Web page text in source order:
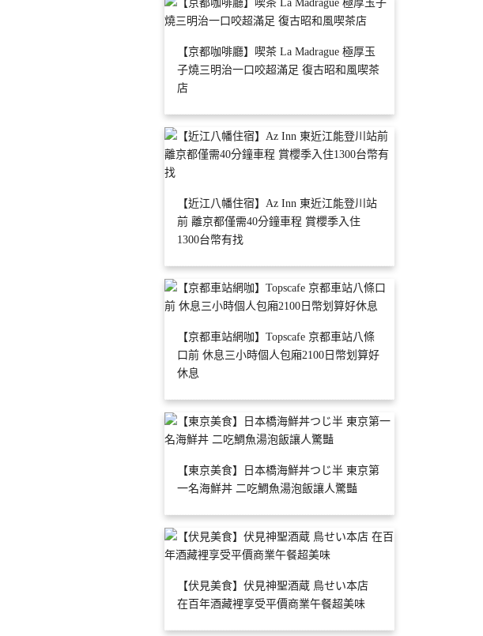
【京都咖啡廳】喫茶 La Madrague 極厚玉
子燒三明治一口咬超滿足 復古昭和風喫茶
店
【近江八幡住宿】Az Inn 東近江能登川站
前 離京都僅需40分鐘車程 賞櫻季入住
1300台幣有找
【京都車站網咖】Topscafe 京都車站八條
口前 休息三小時個人包廂2100日幣划算好
休息
【東京美食】日本橋海鮮丼つじ半 東京第
一名海鮮丼 二吃鯛魚湯泡飯讓人驚豔
【伏見美食】伏見神聖酒蔵 鳥せい本店
在百年酒藏裡享受平價商業午餐超美味